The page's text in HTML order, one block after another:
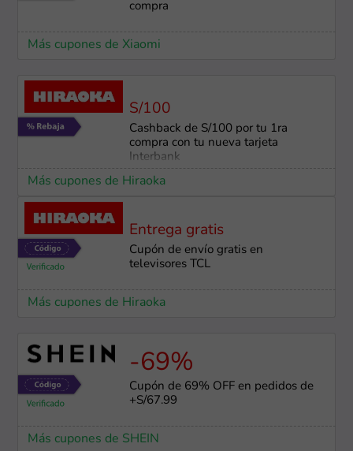
compra
Más cupones de Xiaomi
S/100
Cashback de S/100 por tu 1ra
compra con tu nueva tarjeta
Interbank
Más cupones de Hiraoka
Entrega gratis
Cupón de envío gratis en
televisores TCL
Más cupones de Hiraoka
-69%
Cupón de 69% OFF en pedidos de
+S/67.99
Más cupones de SHEIN